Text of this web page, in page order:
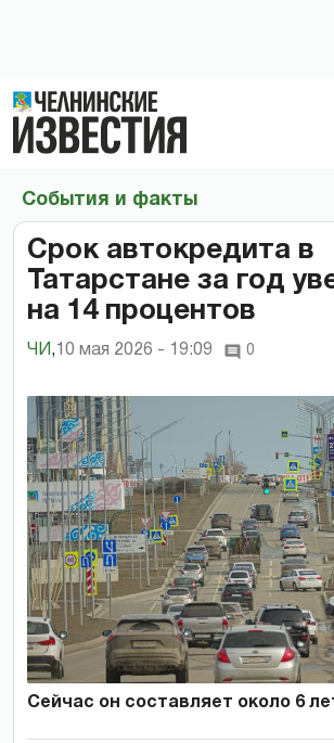
События и факты
Срок автокредита в
Татарстане за год
на 14 процентов
ЧИ , 10 мая 2026 - 19:09 0
Сейчас он составляет около 6